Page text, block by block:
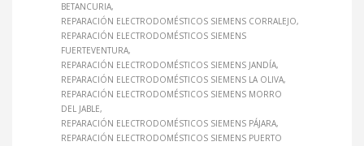
BETANCURIA
REPARACIÓN ELECTRODOMÉSTICOS SIEMENS CORRALEJO
REPARACIÓN ELECTRODOMÉSTICOS SIEMENS
FUERTEVENTURA
REPARACIÓN ELECTRODOMÉSTICOS SIEMENS JANDÍA
REPARACIÓN ELECTRODOMÉSTICOS SIEMENS LA OLIVA
REPARACIÓN ELECTRODOMÉSTICOS SIEMENS MORRO
DEL JABLE
REPARACIÓN ELECTRODOMÉSTICOS SIEMENS PÁJARA
REPARACIÓN ELECTRODOMÉSTICOS SIEMENS PUERTO